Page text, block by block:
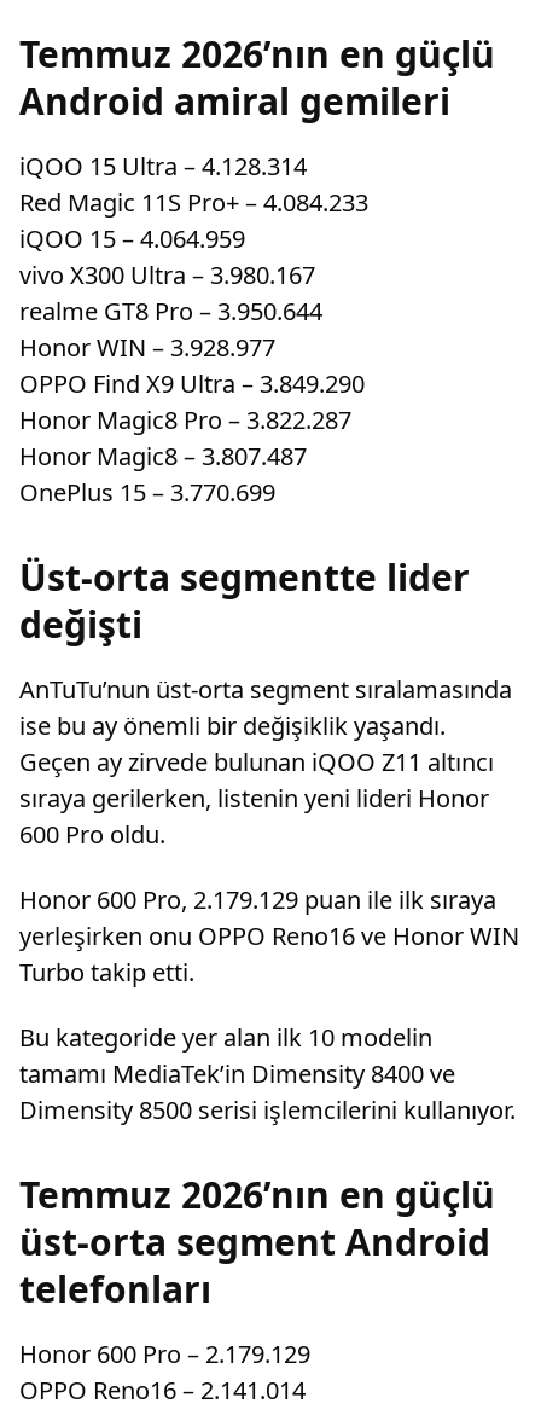
Temmuz 2026’nın en güçlü
Android amiral gemileri
iQOO 15 Ultra – 4.128.314
Red Magic 11S Pro+ – 4.084.233
iQOO 15 – 4.064.959
vivo X300 Ultra – 3.980.167
realme GT8 Pro – 3.950.644
Honor WIN – 3.928.977
OPPO Find X9 Ultra – 3.849.290
Honor Magic8 Pro – 3.822.287
Honor Magic8 – 3.807.487
OnePlus 15 – 3.770.699
Üst-orta segmentte lider
değişti
AnTuTu’nun üst-orta segment sıralamasında
ise bu ay önemli bir değişiklik yaşandı.
Geçen ay zirvede bulunan iQOO Z11 altıncı
sıraya gerilerken, listenin yeni lideri Honor
600 Pro oldu.
Honor 600 Pro, 2.179.129 puan ile ilk sıraya
yerleşirken onu OPPO Reno16 ve Honor WIN
Turbo takip etti.
Bu kategoride yer alan ilk 10 modelin
tamamı MediaTek’in Dimensity 8400 ve
Dimensity 8500 serisi işlemcilerini kullanıyor.
Temmuz 2026’nın en güçlü
üst-orta segment Android
telefonları
Honor 600 Pro – 2.179.129
OPPO Reno16 – 2.141.014